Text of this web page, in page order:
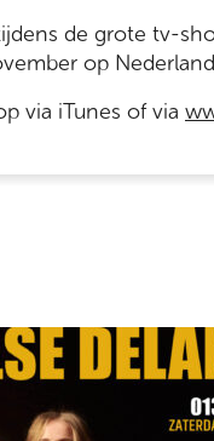
de grote tv-
op
via iTunes of via